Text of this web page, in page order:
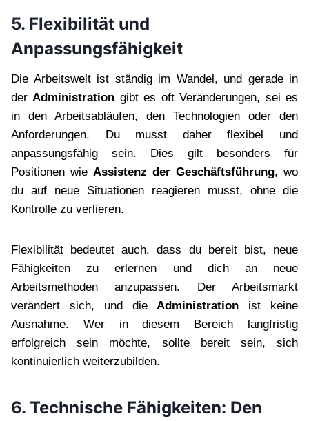
5. Flexibilität und
Anpassungsfähigkeit
Die Arbeitswelt ist ständig im Wandel, und gerade in
der Administration gibt es oft Veränderungen, sei es
in den Arbeitsabläufen, den Technologien oder den
Anforderungen. Du musst daher flexibel und
anpassungsfähig sein. Dies gilt besonders für
Positionen wie Assistenz der Geschäftsführung, wo
du auf neue Situationen reagieren musst, ohne die
Kontrolle zu verlieren.
Flexibilität bedeutet auch, dass du bereit bist, neue
Fähigkeiten zu erlernen und dich an neue
Arbeitsmethoden anzupassen. Der Arbeitsmarkt
verändert sich, und die Administration ist keine
Ausnahme. Wer in diesem Bereich langfristig
erfolgreich sein möchte, sollte bereit sein, sich
kontinuierlich weiterzubilden.
6. Technische Fähigkeiten: Den